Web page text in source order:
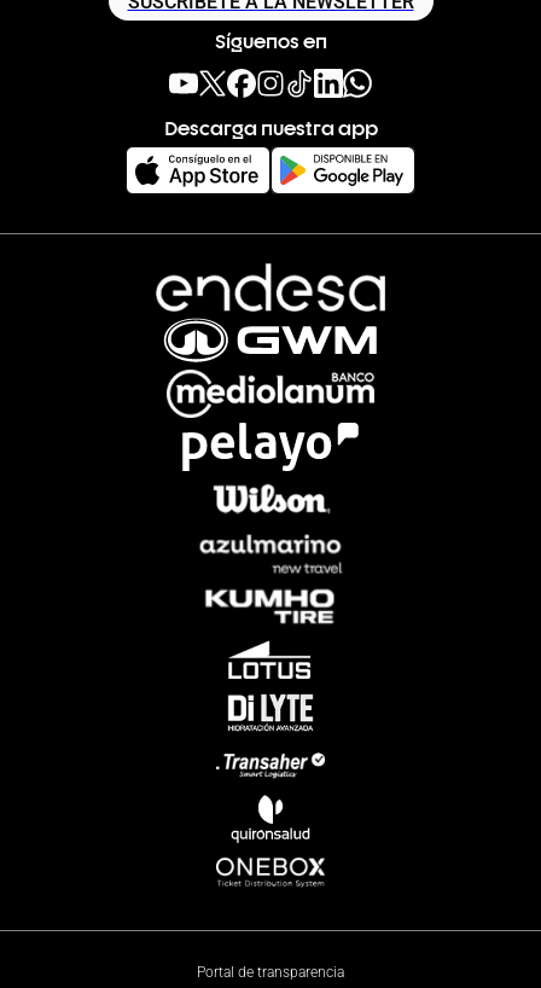
Síguenos en
Descarga nuestra app
Portal de transparencia